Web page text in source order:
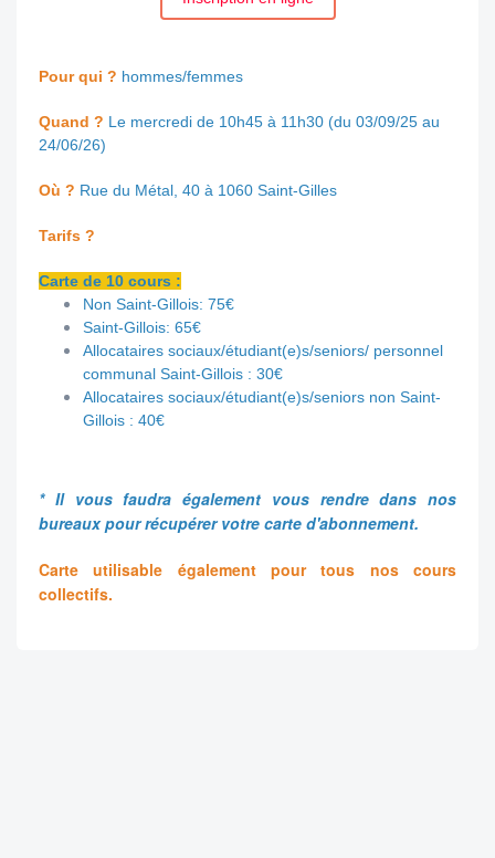
Pour qui ? hommes/femmes
Quand ? Le mercredi de 10h45 à 11h30 (du 03/09/25 au
24/06/26)
Où ? Rue du Métal, 40 à 1060 Saint-Gilles
Tarifs ?
Carte de 10 cours :
Non Saint-Gillois: 75€
Saint-Gillois: 65€
Allocataires sociaux/étudiant(e)s/seniors/ personnel
communal Saint-Gillois : 30€
Allocataires sociaux/étudiant(e)s/seniors non Saint-
Gillois : 40€
* Il vous faudra également vous rendre dans nos
bureaux pour récupérer votre carte d'abonnement.
Carte utilisable également pour tous nos cours
collectifs.